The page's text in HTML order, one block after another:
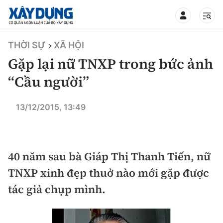
TIN BỘ XÂY DỰNG
Thời sự
Xây dựng
Chỉ đạo điều hành
THỜI SỰ XÃ HỘI
Gặp lại nữ TNXP trong bức ảnh
“Cầu người”
13/12/2015, 13:49
40 năm sau bà Giáp Thị Thanh Tiến, nữ
TNXP xinh đẹp thuở nào mới gặp được
tác giả chụp mình.